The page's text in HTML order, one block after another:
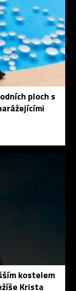
ploch s
kostelem
Krista